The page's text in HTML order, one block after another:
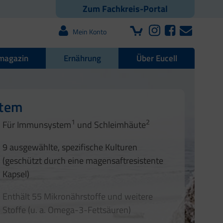
Zum Fachkreis-Portal
Mein Konto
Ernährung Über Eucell
Für Immunsystem1 und Schleimhäute2
9 ausgewählte, spezifische Kulturen
(geschützt durch eine magensaftresistente
Kapsel)
Enthält 55 Mikronährstoffe und weitere
Stoffe (u. a. Omega-3-Fettsäuren)
Nägel
1 2 3
4
3